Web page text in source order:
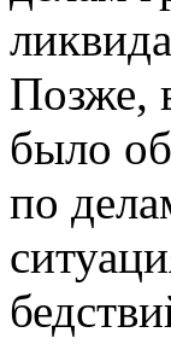
Позже,
было
по